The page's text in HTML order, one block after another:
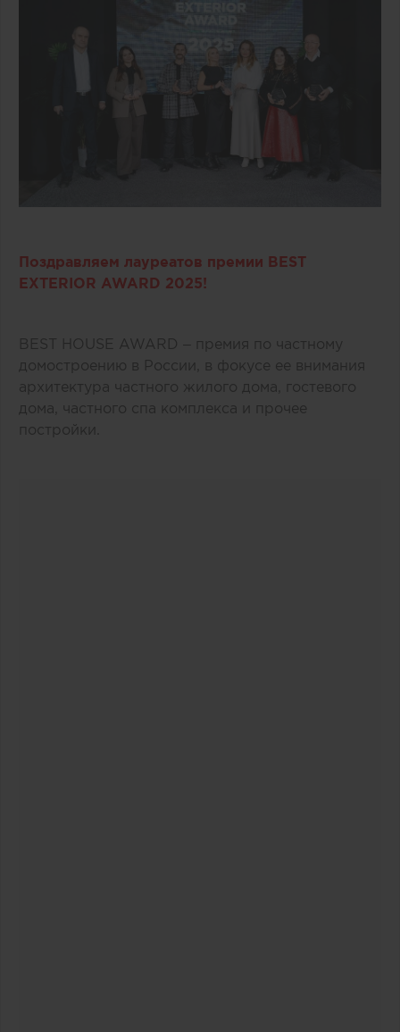
Поздравляем лауреатов премии BEST
EXTERIOR AWARD 2025!
BEST HOUSE AWARD – премия по частному
домостроению в России, в фокусе ее внимания
архитектура частного жилого дома, гостевого
дома, частного спа комплекса и прочее
постройки.